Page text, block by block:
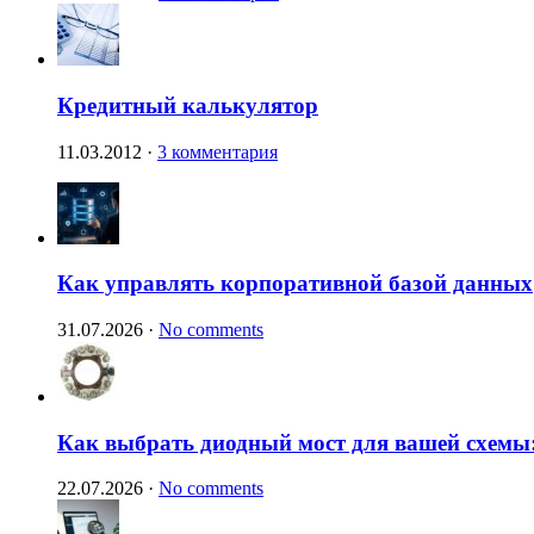
Кредитный калькулятор
11.03.2012 · 3 комментария
Как управлять корпоративной базой данных
31.07.2026 · No comments
Как выбрать диодный мост для вашей
22.07.2026 · No comments